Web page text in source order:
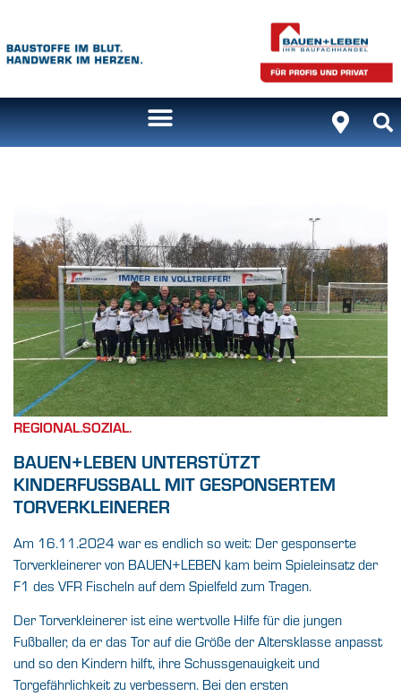
REGIONAL.SOZIAL.
BAUEN+LEBEN UNTERSTÜTZT
KINDERFUSSBALL MIT GESPONSERTEM T
ORVERKLEINERER
Am 16.11.2024 war es endlich so weit: Der gesponserte
Torverkleinerer von BAUEN+LEBEN kam beim Spieleinsatz der
F1 des VFR Fischeln auf dem Spielfeld zum Tragen.
Der Torverkleinerer ist eine wertvolle Hilfe für die jungen
Fußballer, da er das Tor auf die Größe der Altersklasse anpasst
und so den Kindern hilft, ihre Schussgenauigkeit und
Torgefährlichkeit zu verbessern. Bei den ersten